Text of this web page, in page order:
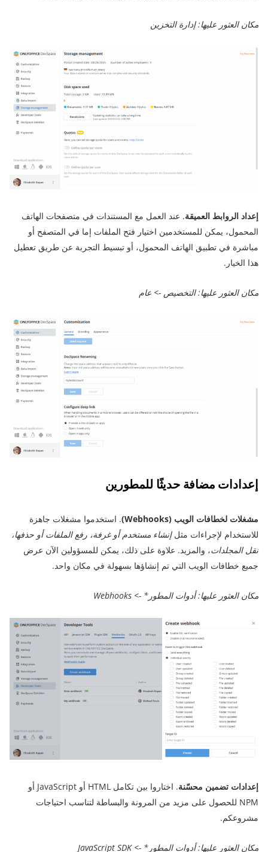
مكان العثور عليها: إدارة التخزين
إعداد الروابط العميقة. عند العمل مع المستندات في متصفحات الهاتف
المحمول، يمكن للمستخدمين اختيار فتح الملفات إما في المتصفح أو
مباشرة في تطبيق الهاتف المحمول، أو تبسيط التجربة عن طريق تعطيل
هذا الخيار.
مكان العثور عليها: التخصيص -> عام
إعدادات مضافة حديثًا للمطورين
مشغلات لخطافات الويب (Webhooks)
. استخدموا مشغلات جاهزة
للاستخدام لإجراءات مثلإنشاء مستخدم أو غرفة، رفع الملفات أو حذفها،
نقل المجلدات، والمزيد. علاوة على ذلك، يمكن للمسؤولين الآن عرض
جميع خطافات الويب التي تم إنشاؤها بسهولة في مكان واحد.
مكان العثور عليها: أدوات المطور* -> Webhooks
إعدادات تضمين محسّنة
. اختاروا بين تكامل HTML أو JavaScript أو
NPM للحصول على مزيد من المرونة والبساطة لتناسب احتياجات
مشروعكم.
مكان العثور عليها: أدوات المطور* -> JavaScript SDK